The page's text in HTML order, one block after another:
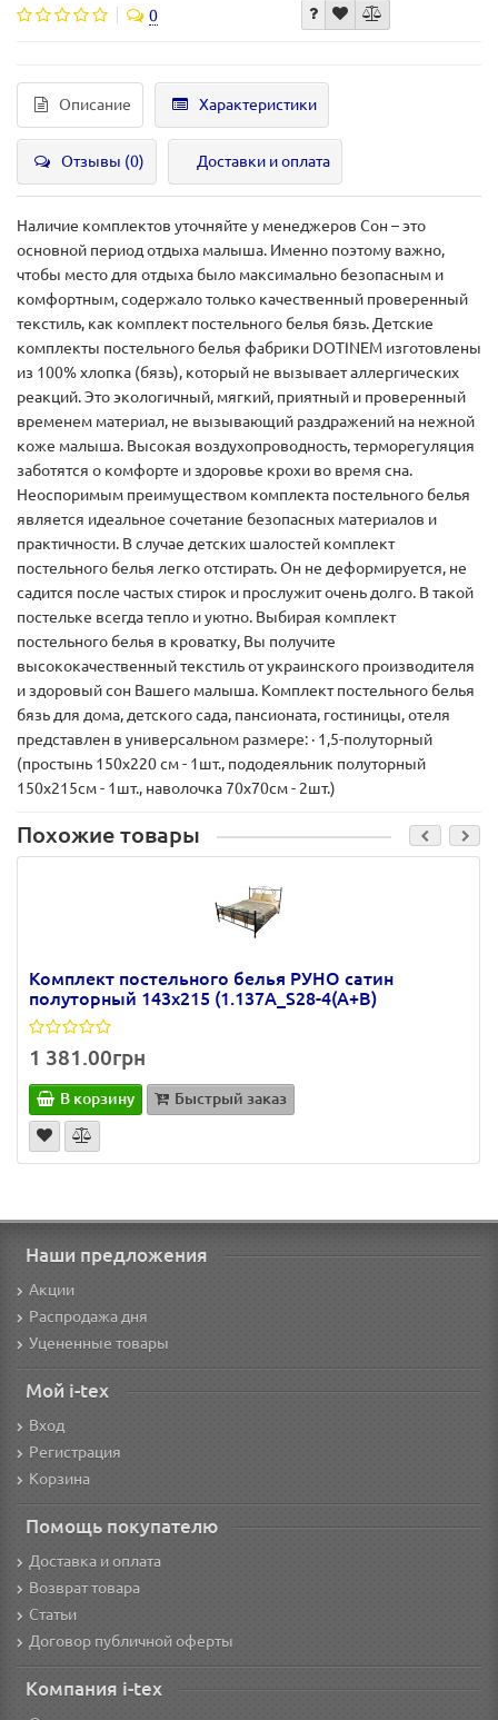
0
Описание Характеристики
Отзывы (0) Доставки и оплата
Наличие комплектов уточняйте у менеджеров Сон – это
основной период отдыха малыша. Именно поэтому важно,
чтобы место для отдыха было максимально безопасным и
комфортным, содержало только качественный проверенный
текстиль, как комплект постельного белья бязь. Детские
комплекты постельного белья фабрики DOTINEM изготовлены
из 100% хлопка (бязь), который не вызывает аллергических
реакций. Это экологичный, мягкий, приятный и проверенный
временем материал, не вызывающий раздражений на нежной
коже малыша. Высокая воздухопроводность, терморегуляция
заботятся о комфорте и здоровье крохи во время сна.
Неоспоримым преимуществом комплекта постельного белья
является идеальное сочетание безопасных материалов и
практичности. В случае детских шалостей комплект
постельного белья легко отстирать. Он не деформируется, не
садится после частых стирок и прослужит очень долго. В такой
постельке всегда тепло и уютно. Выбирая комплект
постельного белья в кроватку, Вы получите
высококачественный текстиль от украинского производителя
и здоровый сон Вашего малыша. Комплект постельного белья
бязь для дома, детского сада, пансионата, гостиницы, отеля
представлен в универсальном размере: · 1,5-полуторный
(простынь 150х220 см - 1шт., пододеяльник полуторный
150х215см - 1шт., наволочка 70х70см - 2шт.)
Похожие товары
Комплект постельного белья РУНО сатин
полуторный 143х215 (1.137А_S28-4(A+B)
1 381.00грн
В корзину Быстрый заказ
Наши предложения
Акции
Распродажа дня
Уцененные товары
Мой i-tex
Вход
Регистрация
Корзина
Помощь покупателю
Доставка и оплата
Возврат товара
Статьи
Договор публичной оферты
Компания i-tex